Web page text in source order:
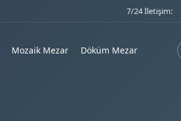
7/24 İletişim:
Mozaik Mezar Döküm Mezar